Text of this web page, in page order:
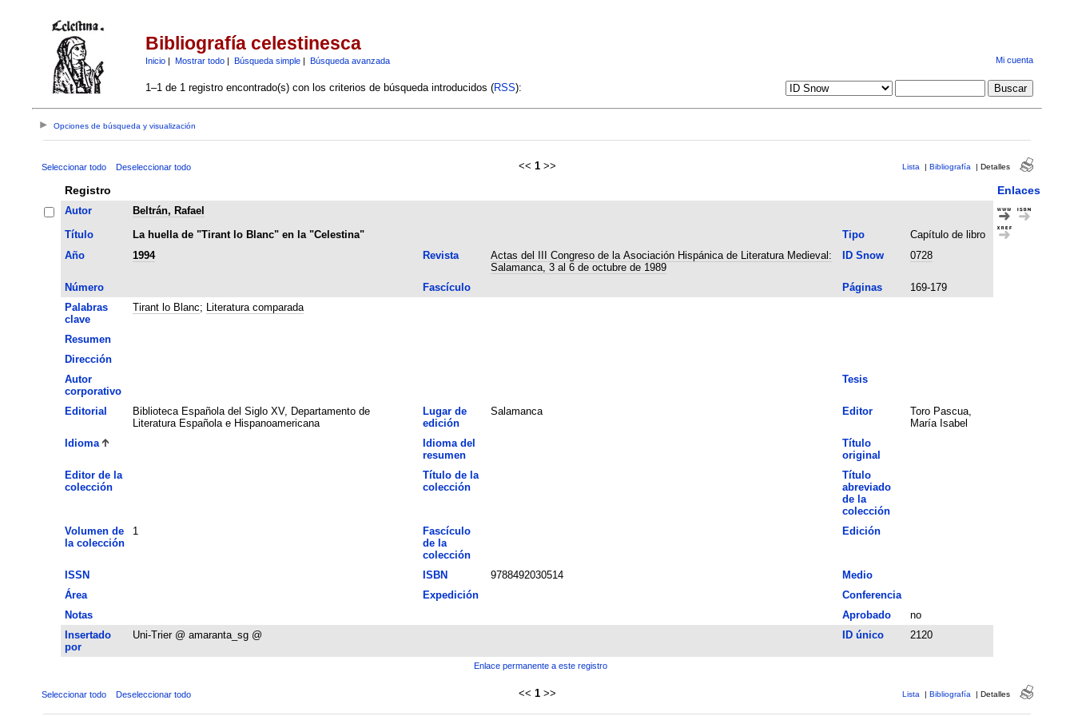
Bibliografía celestinesca
Inicio| Mostrar todo| Búsqueda simple| Búsqueda avanzada Mi cuenta
1–1 de 1 registro encontrado(s) con los criterios de búsqueda introducidos (RSS):
Opciones de búsqueda y visualización
Seleccionar todo Deseleccionar todo << 1 >> Lista | Bibliografía | Detalles
Registro Enlaces
Autor
Beltrán, Rafael
Título
La huella de "Tirant lo Blanc" en la "Celestina" Tipo
Capítulo de libro
Año
1994 Revista
Actas del III Congreso de la Asociación Hispánica de Literatura Medieval:
Salamanca, 3 al 6 de octubre de 1989
ID Snow 0728
Número Fascículo Páginas
169-179
Palabras
clave
Tirant lo Blanc; Literatura comparada
Resumen
Dirección
Autor
corporativo
Tesis
Editorial
Biblioteca Española del Siglo XV, Departamento de
Literatura Española e Hispanoamericana
Lugar de
edición
Salamanca Editor
Toro Pascua,
María Isabel
Idioma
Idioma del
resumen
Título
original
Editor de la
colección
Título de la
colección
Título
abreviado
de la
colección
Volumen de
la colección
1
Fascículo
de la
colección
Edición
ISSN ISBN 9788492030514
Medio
Área
Expedición
Conferencia
Notas
Aprobado
no
Insertado
por
Uni-Trier @ amaranta_sg @ ID único 2120
Enlace permanente a este registro
Seleccionar todo Deseleccionar todo << 1 >> Lista | Bibliografía | Detalles